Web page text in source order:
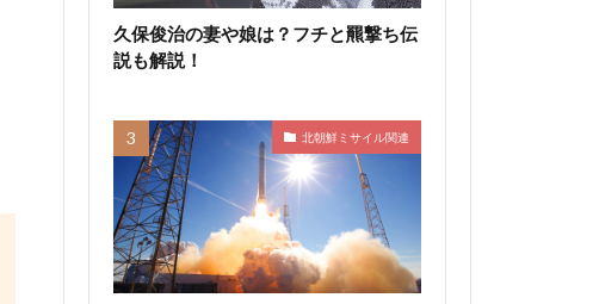
久保俊治の妻や娘は？フチと羆撃ち伝
説も解説！
北朝鮮ミサイル関連